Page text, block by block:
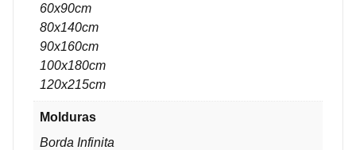
60x90cm
80x140cm
90x160cm
100x180cm
120x215cm
Molduras
Borda Infinita